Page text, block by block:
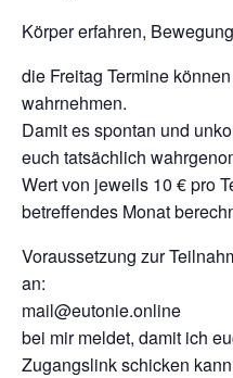
Körper erfahren,
die Freitag Termine
wahrnehmen.
Damit es spontan und
euch tatsächlich
Wert von jeweils 10 € pro
betreffendes Monat
Voraussetzung zur
an:
mail@eutonie.online
bei mir meldet, damit ich
Zugangslink schicken